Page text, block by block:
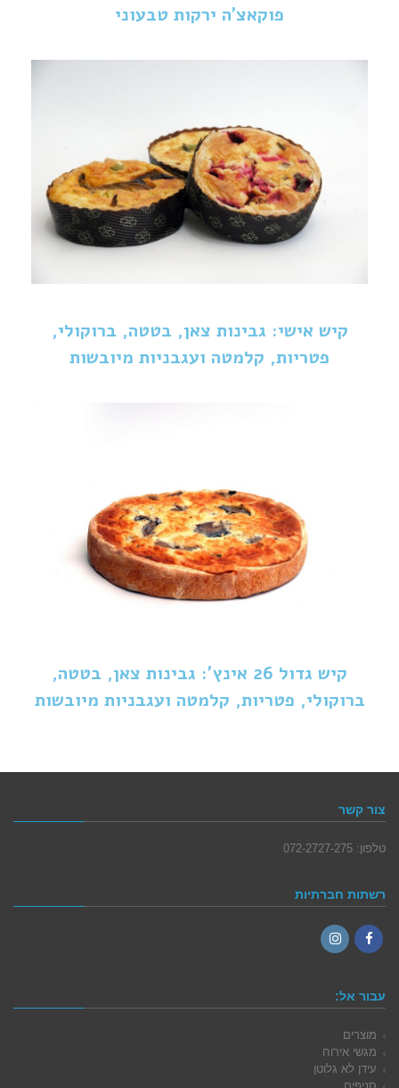
פוקאצ'ה ירקות טבעוני
קיש אישי: גבינות צאן, בטטה, ברוקולי,
פטריות, קלמטה ועגבניות מיובשות
קיש גדול 26 אינץ': גבינות צאן, בטטה,
ברוקולי, פטריות, קלמטה ועגבניות מיובשות
צור קשר
טלפון: 072-2727-275
רשתות חברתיות
עבור אל:
מוצרים
מגשי אירוח
עידן לא גלוטן